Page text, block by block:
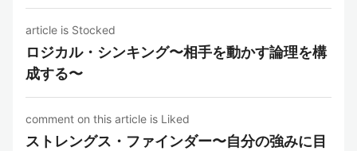
article is Stocked
ロジカル・シンキング〜相手を動かす論理を構
成する〜
comment on this article is Liked
ストレングス・ファインダー〜自分の強みに目